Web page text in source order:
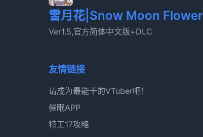
雪月花|Snow Moon Flower
Ver1.5,官方简体中文版+DLC
友情链接
请成为最能干的VTuber吧！
催眠APP
特工17攻略